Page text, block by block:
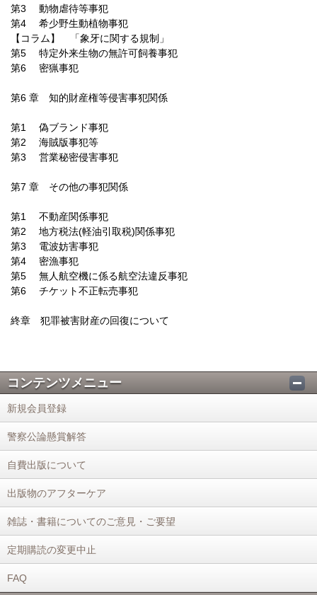
第3 動物虐待等事犯
第4 希少野生動植物事犯
【コラム】 「象牙に関する規制」
第5 特定外来生物の無許可飼養事犯
第6 密猟事犯
第6 章 知的財産権等侵害事犯関係
第1 偽ブランド事犯
第2 海賊版事犯等
第3 営業秘密侵害事犯
第7 章 その他の事犯関係
第1 不動産関係事犯
第2 地方税法(軽油引取税)関係事犯
第3 電波妨害事犯
第4 密漁事犯
第5 無人航空機に係る航空法違反事犯
第6 チケット不正転売事犯
終章 犯罪被害財産の回復について
コンテンツメニュー
新規会員登録
警察公論懸賞解答
自費出版について
出版物のアフターケア
雑誌・書籍についてのご意見・ご要望
定期購読の変更中止
FAQ